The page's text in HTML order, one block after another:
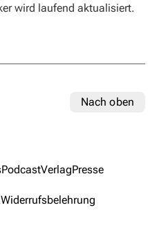
wird laufend aktualisiert.
Nach oben
PodcastVerlagPresse
Widerrufsbelehrung